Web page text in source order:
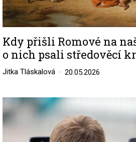
Kdy přišli Romové na
o nich psali středověcí
Jitka Tláskalová 20.05.2026
Image